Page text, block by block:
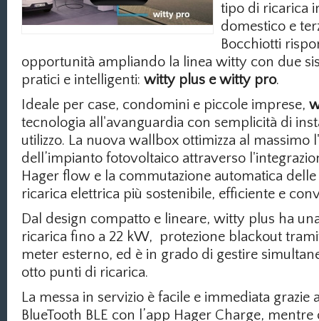
tipo di ricarica
domestico e
Bocchiotti
opportunità ampliando la linea witty con due
pratici e intelligenti: witty plus e witty pro.
Ideale per case, condomini e piccole imprese,
tecnologia all'avanguardia con semplicità di
utilizzo. La nuova wallbox ottimizza al massimo
dell’impianto fotovoltaico attraverso
Hager flow e la commutazione automatica
ricarica elettrica più sostenibile, efficiente e
Dal design compatto e lineare, witty plus ha
ricarica fino a 22 kW, protezione blackout
meter esterno, ed è in grado di gestire
otto punti di ricarica.
La messa in servizio è facile e immediata grazie
BlueTooth BLE con l’app Hager Charge,